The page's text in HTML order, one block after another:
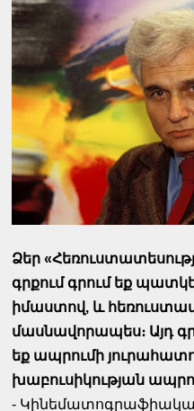
Ձեր
գրքում գրում եք
իմաստով, և
մասնավորապես։ Այդ
եք ապրումի
խաբուսիկության
-